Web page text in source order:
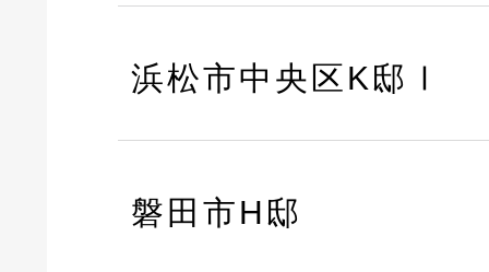
浜松市中央区K邸Ⅰ
磐田市H邸